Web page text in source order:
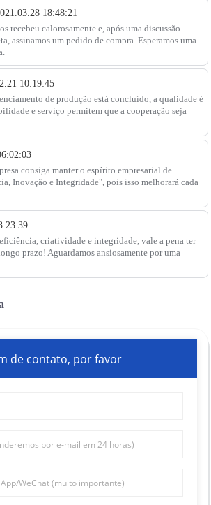
18:48:21
recebeu calorosamente e, após uma discussão
assinamos um pedido de compra. Esperamos uma
10:19:45
de produção está concluído, a qualidade é
e serviço permitem que a cooperação seja
consiga manter o espírito empresarial de
Inovação e Integridade", pois isso melhorará cada
criatividade e integridade, vale a pena ter
prazo! Aguardamos ansiosamente por uma
de contato, por favor